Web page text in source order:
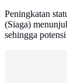
Peningkatan
(Siaga)
sehingga